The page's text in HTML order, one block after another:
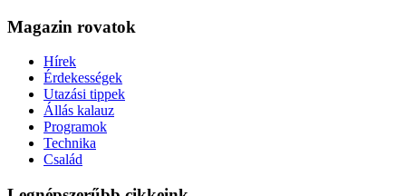
Magazin rovatok
Hírek
Érdekességek
Utazási tippek
Állás kalauz
Programok
Technika
Család